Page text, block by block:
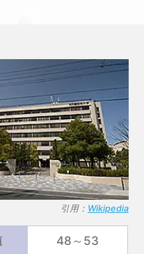
引用： Wikipedia
48～53